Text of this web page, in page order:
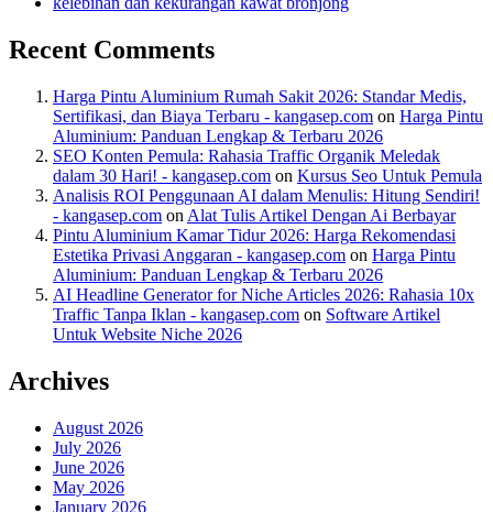
Recent Comments
Harga Pintu Aluminium Rumah Sakit 2026: Standar Medis,
Sertifikasi, dan Biaya Terbaru - kangasep.com on Harga Pintu
Aluminium: Panduan Lengkap & Terbaru 2026
SEO Konten Pemula: Rahasia Traffic Organik Meledak
dalam 30 Hari! - kangasep.com on Kursus Seo Untuk Pemula
Analisis ROI Penggunaan AI dalam Menulis: Hitung Sendiri!
- kangasep.com on Alat Tulis Artikel Dengan Ai Berbayar
Pintu Aluminium Kamar Tidur 2026: Harga Rekomendasi
Estetika Privasi Anggaran - kangasep.com on Harga Pintu
Aluminium: Panduan Lengkap & Terbaru 2026
AI Headline Generator for Niche Articles 2026: Rahasia 10x
Traffic Tanpa Iklan - kangasep.com on Software Artikel
Untuk Website Niche 2026
Archives
August 2026
July 2026
June 2026
May 2026
January 2026